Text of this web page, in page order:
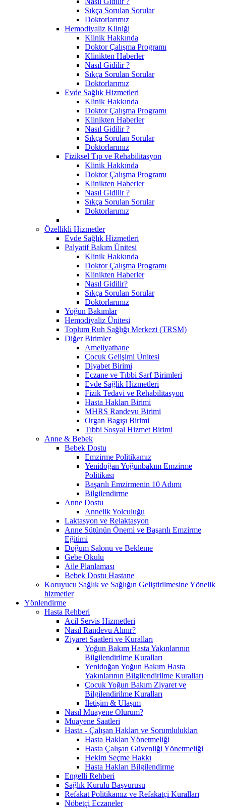
Sıkça Sorulan Sorular
Doktorlarımız
Hemodiyaliz Kliniği
Klinik Hakkında
Doktor Çalışma Programı
Klinikten Haberler
Nasıl Gidilir ?
Sıkça Sorulan Sorular
Doktorlarımız
Evde Sağlık Hizmetleri
Klinik Hakkında
Doktor Çalışma Programı
Klinikten Haberler
Nasıl Gidilir ?
Sıkça Sorulan Sorular
Doktorlarımız
Fiziksel Tıp ve Rehabilitasyon
Klinik Hakkında
Doktor Çalışma Programı
Klinikten Haberler
Nasıl Gidilir ?
Sıkça Sorulan Sorular
Doktorlarımız
Özellikli Hizmetler
Evde Sağlık Hizmetleri
Palyatif Bakım Ünitesi
Klinik Hakkında
Doktor Çalışma Programı
Klinikten Haberler
Nasıl Gidilir?
Sıkça Sorulan Sorular
Doktorlarımız
Yoğun Bakımlar
Hemodiyaliz Ünitesi
Toplum Ruh Sağlığı Merkezi (TRSM)
Diğer Birimler
Ameliyathane
Çocuk Gelişimi Ünitesi
Diyabet Birimi
Eczane ve Tıbbi Sarf Birimleri
Evde Sağlik Hizmetleri
Fizik Tedavi ve Rehabilitasyon
Hasta Hakları Birimi
MHRS Randevu Birimi
Organ Bagışı Birimi
Tıbbi Sosyal Hizmet Birimi
Anne & Bebek
Bebek Dostu
Emzirme Politikamız
Yenidoğan Yoğunbakım Emzirme
Politikası
Başarılı Emzirmenin 10 Adımı
Bilgilendirme
Anne Dostu
Annelik Yolculuğu
Laktasyon ve Relaktasyon
Anne Sütünün Önemi ve Başarılı Emzirme
Eğitimi
Doğum Salonu ve Bekleme
Gebe Okulu
Aile Planlaması
Bebek Dostu Hastane
Koruyucu Sağlık ve Sağlığın Geliştirilmesine Yönelik
hizmetler
Yönlendirme
Hasta Rehberi
Acil Servis Hizmetleri
Nasıl Randevu Alınır?
Ziyaret Saatleri ve Kuralları
Yoğun Bakım Hasta Yakınlarının
Bilgilendirilme Kuralları
Yenidoğan Yoğun Bakım Hasta
Yakınlarının Bilgilendirilme Kuralları
Çocuk Yoğun Bakım Ziyaret ve
Bilgilendirilme Kuralları
İletişim & Ulaşım
Nasıl Muayene Olurum?
Muayene Saatleri
Hasta - Çalışan Hakları ve Sorumlulukları
Hasta Hakları Yönetmeliği
Hasta Çalışan Güvenliği Yönetmeliği
Hekim Seçme Hakkı
Hasta Hakları Bilgilendirme
Engelli Rehberi
Sağlık Kurulu Başvurusu
Refakat Politikamız ve Refakatçi Kuralları
Nöbetçi Eczaneler